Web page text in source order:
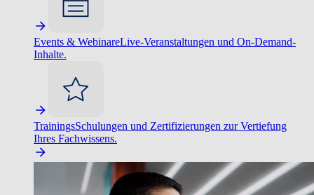
Events & WebinareLive-Veranstaltungen und On-Demand-
Inhalte.
TrainingsSchulungen und Zertifizierungen zur Vertiefung
Ihres Fachwissens.